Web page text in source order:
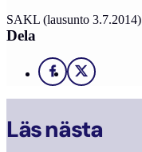
SAKL (lausunto 3.7.2014)
Dela
Facebook
X
Läs nästa